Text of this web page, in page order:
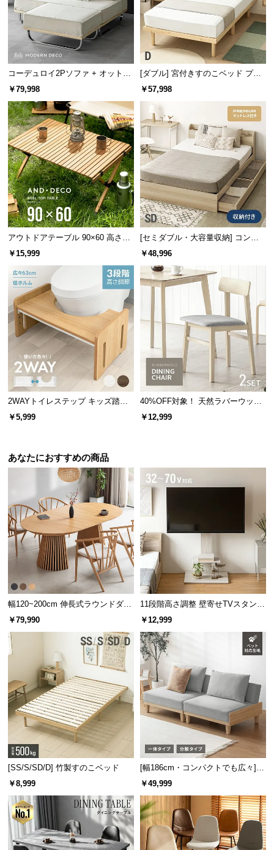
入
経
に
つ
い
て
返
品・
キ
ャ
ン
セ
ル
に
い
て
保
証
に
い
て
会
員
に
て
ポ
ー
ト
知
ら
せ
ブ
ロ
企
業
ラタンの自然の風合いを表現
シワや質感まで表現した材の編み込みにより、フェ
イク感を与えず上質空間を演出します。
雨水に強く清潔なクッション
クッションには塩化ビニル樹脂を採用し、雨水や埃
に強い仕様となっています。
防塵・防水性能 IP54を取得
水汚れが心配されるクッション部分は、防塵・防水
保護における国際基準を満たしております。
IP保護等級
保護等級の規格で、数字の1桁
目が防塵、2桁目が防水を意味
します。
防塵等級 5
有害な影響が発生するほどの粉
コーデュロイ2Pソファ + オットマ
ン
￥79,998
[ダブル] 宮付きすのこベッド プレ
ミアムマットレス付き
￥57,998
アウトドアテーブル 90×60 高さ44
cm
￥15,999
[セミダブル・大容量収納] コンセ
ント機能付きベッド プレミアムマ
ットレス付き
￥48,996
2WAYトイレステップ キッズ踏み
台 3段階高さ調節
￥5,999
40%OFF対象！ 天然ラバーウッド
製 ダイニングチェア2脚セット
￥12,999
あなたにおすすめの商品
幅120~200cm 伸長式ラウンドダイ
ニングテーブル 6人掛け 天然木突
￥79,990
11段階高さ調整 壁寄せTVスタンド
キャスター付き 上下左右角度調節
￥12,999
[SS/S/SD/D] 竹製すのこベッド
￥8,999
[幅186cm・コンパクトでも広々] 3
人掛けソファベッド リクライニン
￥49,999